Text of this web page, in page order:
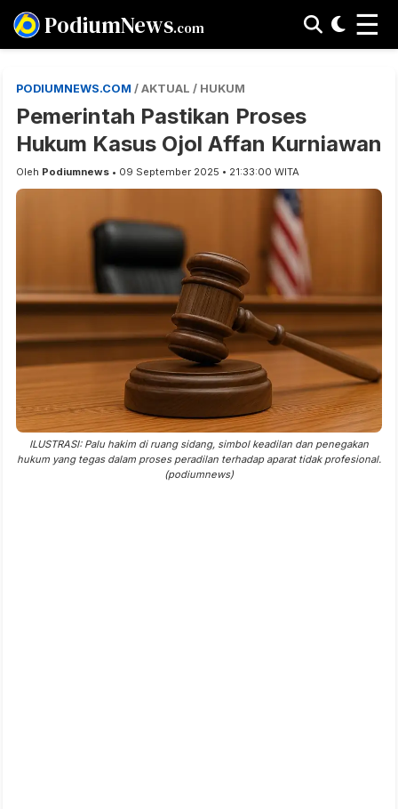
PodiumNews.com ☰
PODIUMNEWS.COM / AKTUAL / HUKUM
Pemerintah Pastikan Proses
Hukum Kasus Ojol Affan Kurniawan
Oleh Podiumnews • 09 September 2025 • 21:33:00 WITA
ILUSTRASI: Palu hakim di ruang sidang, simbol keadilan dan penegakan
hukum yang tegas dalam proses peradilan terhadap aparat tidak profesional.
(podiumnews)